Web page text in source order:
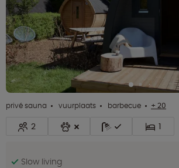
privé sauna vuurplaats barbecue + 20
2 1
Slow living